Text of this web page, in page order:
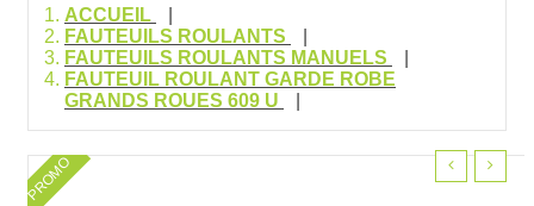
ACCUEIL
FAUTEUILS ROULANTS
FAUTEUILS ROULANTS MANUELS
FAUTEUIL ROULANT GARDE ROBE
GRANDS ROUES 609 U
PROMO